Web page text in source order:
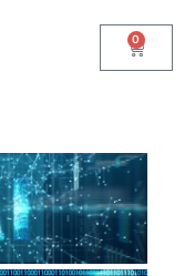
0